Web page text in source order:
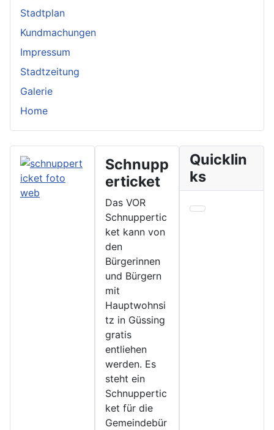
Stadtplan
Kundmachungen
Impressum
Stadtzeitung
Galerie
Home
Schnupp
erticket
Das VOR
Schnuppertic
ket kann von
den
Bürgerinnen
und Bürgern
mit
Hauptwohnsi
tz in Güssing
gratis
entliehen
werden. Es
steht ein
Schnuppertic
ket für die
Gemeindebür
Quicklin
ks